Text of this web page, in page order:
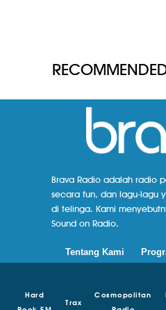
Brava Radio adalah radio
secara fun, dan lagu-lagu
di telinga. Kami
Sound on Radio.
Tentang Kami
Hard
Trax
Cosmopolitan